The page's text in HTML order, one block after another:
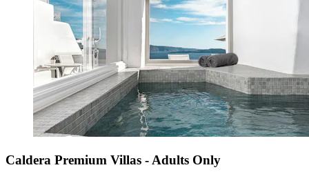
Caldera Premium Villas - Adults Only